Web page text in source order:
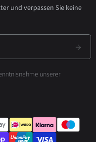
und verpassen Sie keine
unserer